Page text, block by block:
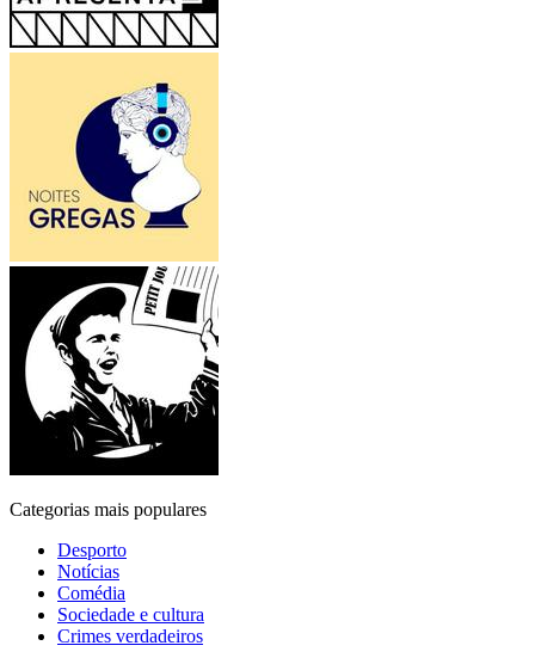
Categorias mais populares
Desporto
Notícias
Comédia
Sociedade e cultura
Crimes verdadeiros